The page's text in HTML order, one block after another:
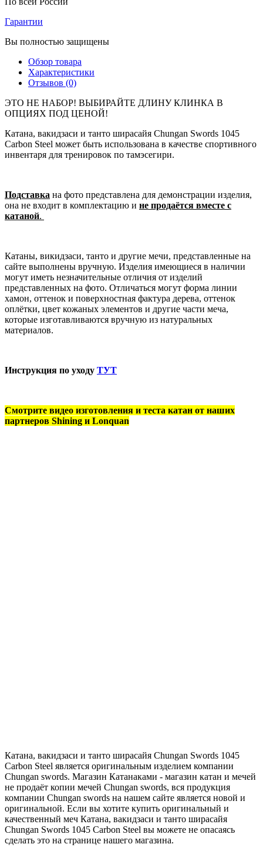
Гарантии
Вы полностью защищены
Обзор товара
Характеристики
Отзывов (0)
ЭТО НЕ НАБОР! ВЫБИРАЙТЕ ДЛИНУ КЛИНКА В
ОПЦИЯХ ПОД ЦЕНОЙ!
Катана, вакидзаси и танто ширасайя Chungan Swords 1045
Carbon Steel может быть использована в качестве спортивного
инвентаря для тренировок по тамэсегири.
Подставка на фото представлена для демонстрации изделия,
она не входит в комплектацию и не продаётся вместе с
катаной.
Катаны, викидзаси, танто и другие мечи, представленные на
сайте выполнены вручную. Изделия имеющиеся в наличии
могут иметь незначительные отличия от изделий
представленных на фото. Отличаться могут форма линии
хамон, оттенок и поверхностная фактура дерева, оттенок
оплётки, цвет кожаных элементов и другие части меча,
которые изготавливаются вручную из натуральных
материалов.
Инструкция по уходу ТУТ
Смотрите видео изготовления и теста катан от наших
партнеров Shining и Lonquan
Катана, вакидзаси и танто ширасайя Chungan Swords 1045
Carbon Steel является оригинальным изделием компании
Chungan swords. Магазин Катанаками - магазин катан и мечей
не продаёт копии мечей Chungan swords, вся продукция
компании Chungan swords на нашем сайте является новой и
оригинальной. Если вы хотите купить оригинальный и
качественный меч Катана, вакидзаси и танто ширасайя
Chungan Swords 1045 Carbon Steel вы можете не опасаясь
сделать это на странице нашего магазина.